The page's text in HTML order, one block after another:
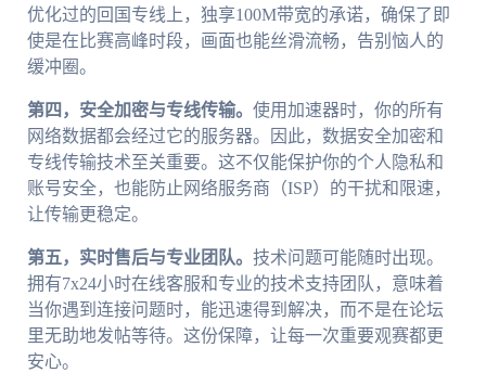
优化过的回国专线上，独享100M带宽的承诺，确保了即
使是在比赛高峰时段，画面也能丝滑流畅，告别恼人的
缓冲圈。
第四，安全加密与专线传输。 使用加速器时，你的所有
网络数据都会经过它的服务器。因此，数据安全加密和
专线传输技术至关重要。这不仅能保护你的个人隐私和
账号安全，也能防止网络服务商（ISP）的干扰和限速，
让传输更稳定。
第五，实时售后与专业团队。 技术问题可能随时出现。
拥有7x24小时在线客服和专业的技术支持团队，意味着
当你遇到连接问题时，能迅速得到解决，而不是在论坛
里无助地发帖等待。这份保障，让每一次重要观赛都更
安心。